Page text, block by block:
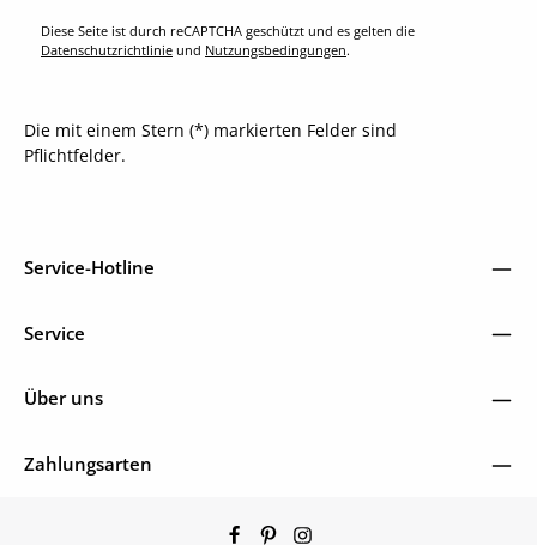
Diese Seite ist durch reCAPTCHA geschützt und es gelten die
Datenschutzrichtlinie und Nutzungsbedingungen.
Die mit einem Stern (*) markierten Felder sind
Pflichtfelder.
Service-Hotline
Service
Über uns
Zahlungsarten